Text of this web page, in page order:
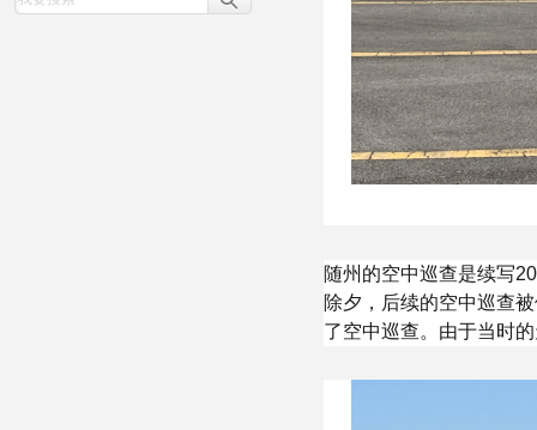
随州的空中巡查是续写
除夕，后续的空中巡查
了空中巡查。由于当时